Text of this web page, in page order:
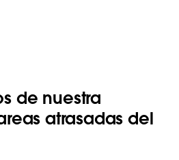
de nuestra
atrasadas del